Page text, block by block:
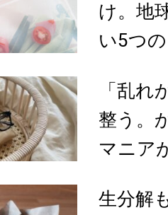
け。地
い5つ
「乱
整う。
マニア
生分解